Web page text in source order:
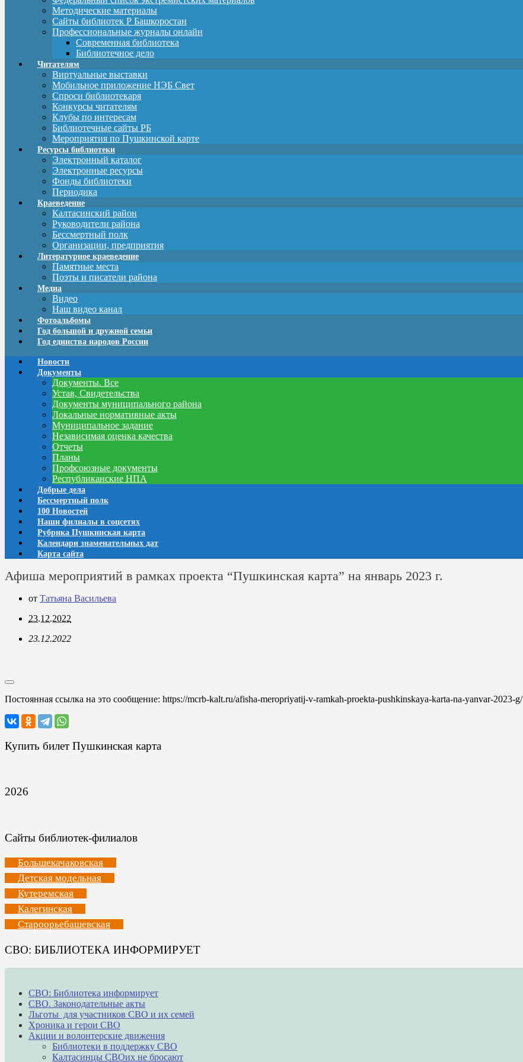
Методические материалы
Сайты библиотек Р Башкоростан
Профессиональные журналы онлайн
Современная библиотека
Библиотечное дело
Читателям
Виртуальные выставки
Мобильное приложение НЭБ Свет
Спроси библиотекаря
Конкурсы читателям
Клубы по интересам
Библиотечные сайты РБ
Мероприятия по Пушкинской карте
Ресурсы библиотеки
Электронный каталог
Электронные ресурсы
Фонды библиотеки
Периодика
Краеведение
Калтасинский район
Руководители района
Бессмертный полк
Организации, предприятия
Литературное краеведение
Памятные места
Поэты и писатели района
Медиа
Видео
Наш видео канал
Фотоальбомы
Год большой и дружной семьи
Год единства народов России
Новости
Документы
Документы. Все
Устав, Свидетельства
Документы муниципального района
Локальные нормативные акты
Муниципальное задание
Независимая оценка качества
Отчеты
Планы
Профсоюзные документы
Республиканские НПА
Добрые дела
Бессмертный полк
100 Новостей
Наши филиалы в соцсетях
Рубрика Пушкинская карта
Календари знаменательных дат
Карта сайта
Афиша мероприятий в рамках проекта “Пушкинская карта” на январь 2023 г.
от Татьяна Васильева
23.12.2022
23.12.2022
Постоянная ссылка на это сообщение: https://mcrb-kalt.ru/afisha-meropriyatij-v-ramkah-proekta-pushkinskaya-karta-na-yanvar-2023-g/
Купить билет Пушкинская карта
2026
Сайты библиотек-филиалов
Большекачаковская
Детская модельная
Кутеремская
Калегинская
Староорьебашевская
СВО: БИБЛИОТЕКА ИНФОРМИРУЕТ
СВО: Библиотека информирует
СВО. Законодательные акты
Льготы для участников СВО и их семей
Хроника и герои СВО
Акции и волонтерские движения
Библиотеки в поддержку СВО
Калтасинцы СВОих не бросают